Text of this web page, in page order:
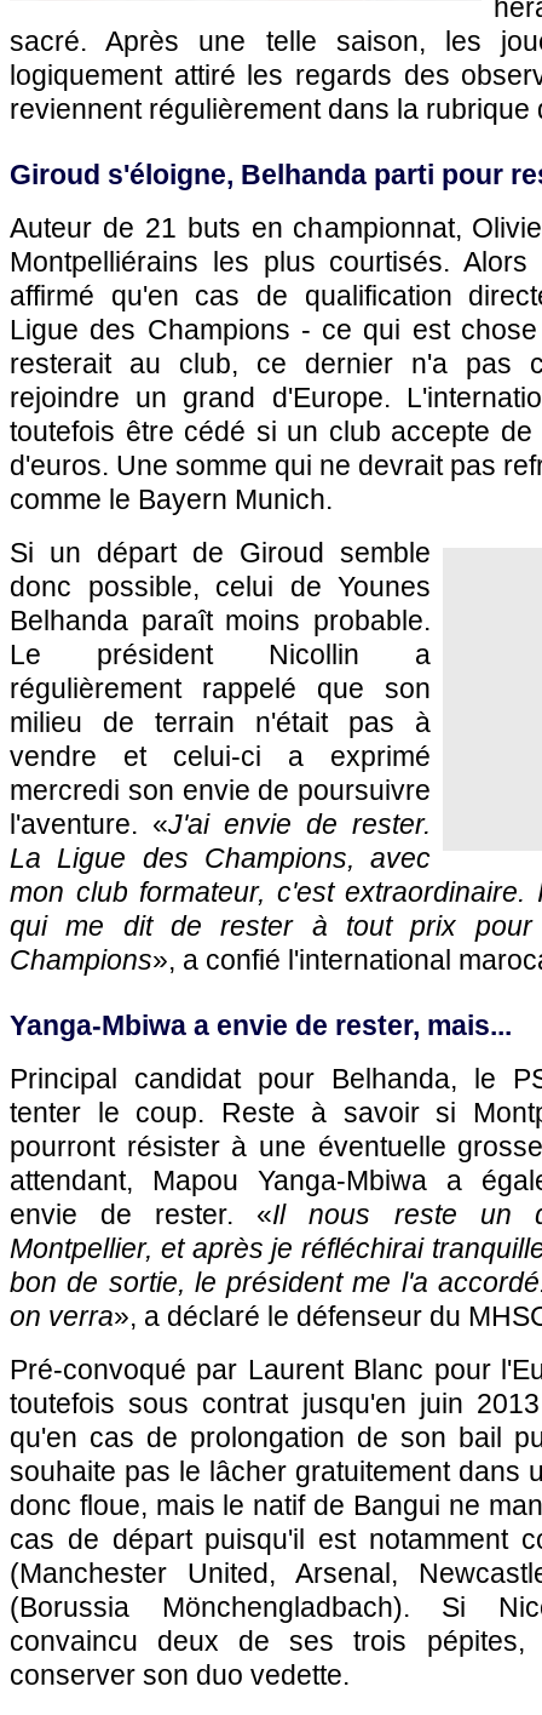
sacré. Après une telle saison, les
logiquement attiré les regards des
reviennent régulièrement dans la rubrique
Giroud s'éloigne, Belhanda parti pour
Auteur de 21 buts en championnat,
Montpelliérains les plus courtisés.
affirmé qu'en cas de qualification
Ligue des Champions - ce qui est
resterait au club, ce dernier n'a pas
rejoindre un grand d'Europe.
toutefois être cédé si un club accepte
d'euros. Une somme qui ne devrait pas
comme le Bayern Munich.
Si un départ de Giroud semble
donc possible, celui de Younes
Belhanda paraît moins probable.
Le président Nicollin a
régulièrement rappelé que son
milieu de terrain n'était pas à
vendre et celui-ci a exprimé
mercredi son envie de poursuivre
l'aventure. «J'ai envie de rester.
La Ligue des Champions, avec
mon club formateur, c'est
qui me dit de rester à tout prix
Champions», a confié l'international
Yanga-Mbiwa a envie de rester, mais...
Principal candidat pour Belhanda, le
tenter le coup. Reste à savoir si
pourront résister à une éventuelle
attendant, Mapou Yanga-Mbiwa a
envie de rester. «Il nous reste un
Montpellier, et après je réfléchirai
bon de sortie, le président me l'a
on verra», a déclaré le défenseur du
Pré-convoqué par Laurent Blanc pour
toutefois sous contrat jusqu'en juin
qu'en cas de prolongation de son bail
souhaite pas le lâcher gratuitement dans
donc floue, mais le natif de Bangui ne
cas de départ puisqu'il est notamment
(Manchester United, Arsenal,
(Borussia Mönchengladbach). Si
convaincu deux de ses trois
conserver son duo vedette.